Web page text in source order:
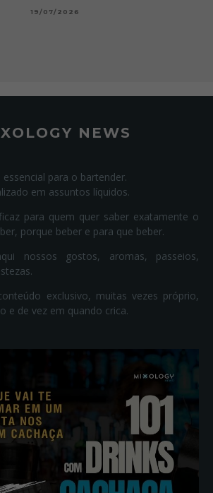
19/07/2026
NEWS
para o bartender.
em assuntos líquidos.
para quem quer saber exatamente o
porque beber e para que beber.
nossos gostos, aromas, passeios,
exclusivo, muitas vezes próprio,
e de vez em quando crica.